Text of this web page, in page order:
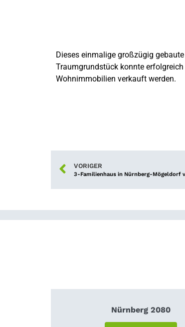
Dieses einmalige großzügig
Traumgrundstück konnte
Wohnimmobilien verkauft werden.
VORIGER
3-Familienhaus in Nürnberg-Mögeldorf
Nürnberg 2080